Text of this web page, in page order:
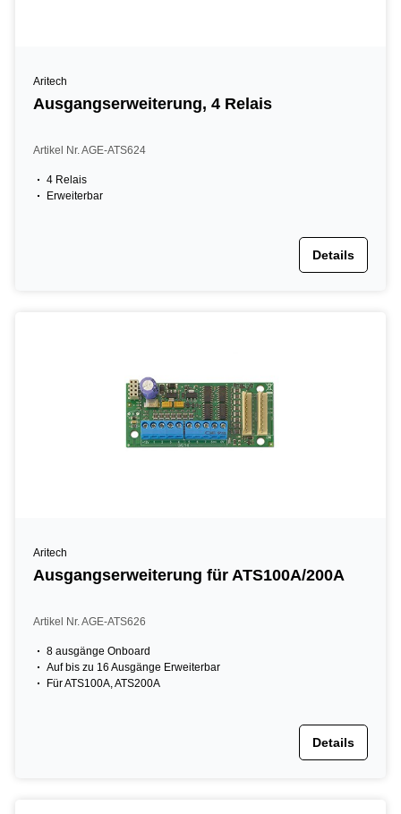
Aritech
Ausgangserweiterung, 4 Relais
Artikel Nr. AGE-ATS624
4 Relais
Erweiterbar
Details
Aritech
Ausgangserweiterung für ATS100A/200A
Artikel Nr. AGE-ATS626
8 ausgänge Onboard
Auf bis zu 16 Ausgänge Erweiterbar
Für ATS100A, ATS200A
Details